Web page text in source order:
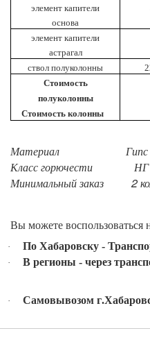
элемент капители
основа
элемент капители
астрагал
ствол полуколонны
Стоимость
полуколонны
Стоимость колонны
Материал Гипс
Класс горючести НГ
Минимальный заказ 2
Вы можете воспользоваться
· По Хабаровску -
· В регионы - через
· Самовывозом г.